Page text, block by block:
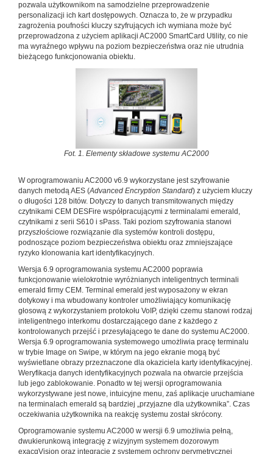
pozwala użytkownikom na samodzielne przeprowadzenie
personalizacji ich kart dostępowych. Oznacza to, że w przypadku
zagrożenia poufności kluczy szyfrujących ich wymiana może być
przeprowadzona z użyciem aplikacji AC2000 SmartCard Utility, co nie
ma wyraźnego wpływu na poziom bezpieczeństwa oraz nie utrudnia
bieżącego funkcjonowania obiektu.
Fot. 1. Elementy składowe systemu AC2000
W oprogramowaniu AC2000 v6.9 wykorzystane jest szyfrowanie
danych metodą AES (Advanced Encryption Standard) z użyciem kluczy
o długości 128 bitów. Dotyczy to danych transmitowanych między
czytnikami CEM DESFire współpracującymi z terminalami emerald,
czytnikami z serii S610 i sPass. Taki poziom szyfrowania stanowi
przyszłościowe rozwiązanie dla systemów kontroli dostępu,
podnoszące poziom bezpieczeństwa obiektu oraz zmniejszające
ryzyko klonowania kart identyfikacyjnych.
Wersja 6.9 oprogramowania systemu AC2000 poprawia
funkcjonowanie wielokrotnie wyróżnianych inteligentnych terminali
emerald firmy CEM. Terminal emerald jest wyposażony w ekran
dotykowy i ma wbudowany kontroler umożliwiający komunikację
głosową z wykorzystaniem protokołu VoIP, dzięki czemu stanowi rodzaj
inteligentnego interkomu dostarczającego dane z każdego z
kontrolowanych przejść i przesyłającego te dane do systemu AC2000.
Wersja 6.9 oprogramowania systemowego umożliwia pracę terminalu
w trybie Image on Swipe, w którym na jego ekranie mogą być
wyświetlane obrazy przeznaczone dla okaziciela karty identyfikacyjnej.
Weryfikacja danych identyfikacyjnych pozwala na otwarcie przejścia
lub jego zablokowanie. Ponadto w tej wersji oprogramowania
wykorzystywane jest nowe, intuicyjne menu, zaś aplikacje uruchamiane
na terminalach emerald są bardziej „przyjazne dla użytkownika”. Czas
oczekiwania użytkownika na reakcję systemu został skrócony.
Oprogramowanie systemu AC2000 w wersji 6.9 umożliwia pełną,
dwukierunkową integrację z wizyjnym systemem dozorowym
exacqVision oraz integrację z systemem ochrony perymetrycznej